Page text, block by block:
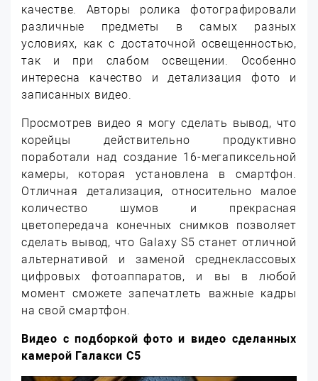
качестве. Авторы ролика фотографировали
различные предметы в самых разных
условиях, как с достаточной освещенностью,
так и при слабом освещении. Особенно
интересна качество и детализация фото и
записанных видео.
Просмотрев видео я могу сделать вывод, что
корейцы действительно продуктивно
поработали над создание 16-мегапиксельной
камеры, которая установлена в смартфон.
Отличная детализация, относительно малое
количество шумов и прекрасная
цветопередача конечных снимков позволяет
сделать вывод, что Galaxy S5 станет отличной
альтернативой и заменой среднеклассовых
цифровых фотоаппаратов, и вы в любой
момент сможете запечатлеть важные кадры
на свой смартфон.
Видео с подборкой фото и видео сделанных
камерой Галакси С5